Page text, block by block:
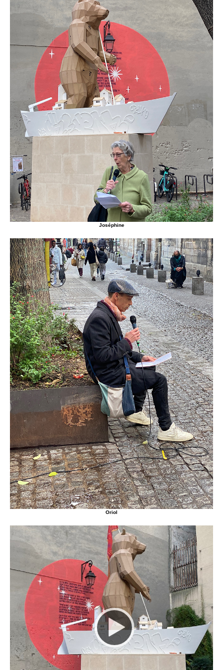
Joséphine
Oriol
Video
Player